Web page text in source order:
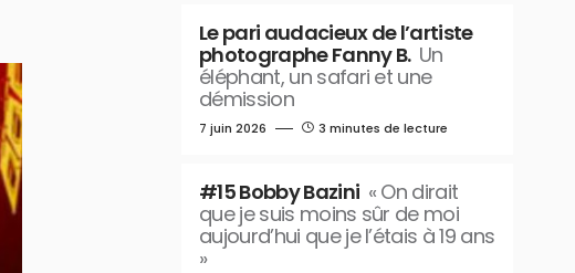
Le pari audacieux de l’artiste
photographe Fanny B. Un
éléphant, un safari et une
démission
7 juin 2026 3 minutes de lecture
#15 Bobby Bazini « On dirait
que je suis moins sûr de moi
aujourd’hui que je l’étais à 19 ans
»